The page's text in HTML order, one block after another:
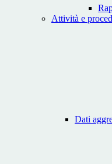
Attività e
Dati